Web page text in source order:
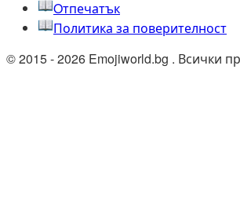
Oтпечатък
Политика за поверителност
© 2015 - 2026 Emojiworld.bg . Всички